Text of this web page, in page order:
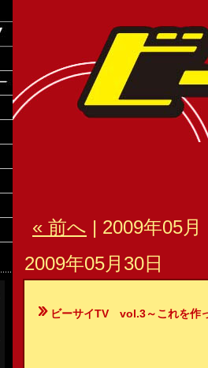
« 前へ | 2009年05
2009年05月30日
ビーサイTV vol.3～これを作